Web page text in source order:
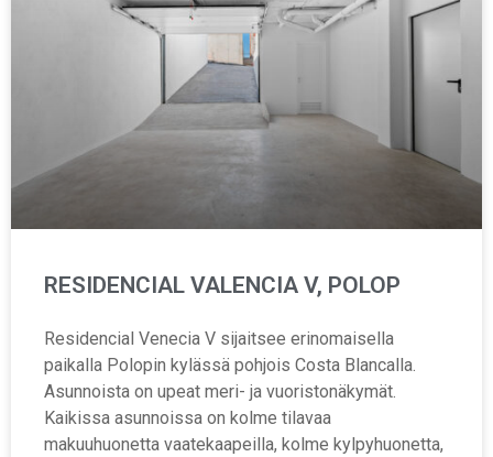
RESIDENCIAL VALENCIA V, POLOP
Residencial Venecia V sijaitsee erinomaisella
paikalla Polopin kylässä pohjois Costa Blancalla.
Asunnoista on upeat meri- ja vuoristonäkymät.
Kaikissa asunnoissa on kolme tilavaa
makuuhuonetta vaatekaapeilla, kolme kylpyhuonetta,